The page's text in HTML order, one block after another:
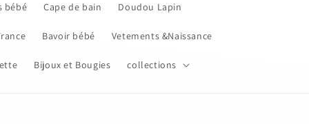
bébé Cape de bain Doudou Lapin
Bavoir bébé Vetements &Naissance
Bijoux et Bougies collections
/
r
é